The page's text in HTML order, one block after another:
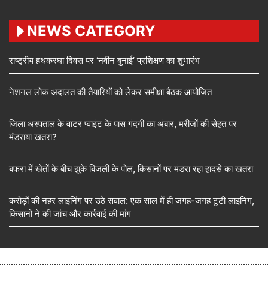
NEWS CATEGORY
राष्ट्रीय हथकरघा दिवस पर ‘नवीन बुनाई’ प्रशिक्षण का शुभारंभ
नेशनल लोक अदालत की तैयारियों को लेकर समीक्षा बैठक आयोजित
जिला अस्पताल के वाटर प्वाइंट के पास गंदगी का अंबार, मरीजों की सेहत पर
मंडराया खतरा?
बफरा में खेतों के बीच झुके बिजली के पोल, किसानों पर मंडरा रहा हादसे का खतरा
करोड़ों की नहर लाइनिंग पर उठे सवाल: एक साल में ही जगह-जगह टूटी लाइनिंग,
किसानों ने की जांच और कार्रवाई की मांग